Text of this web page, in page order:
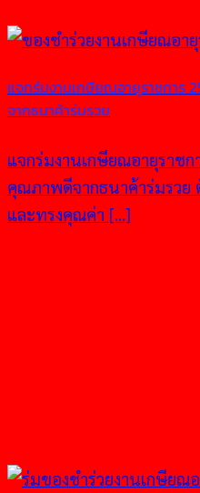
แจกร่มงานเกษียณอายุราชการ
จากธนาค้าร่มรวย
แจกร่มงานเกษียณอายุราชก
คุณภาพดีจากธนาค้าร่มรวย
และทรงคุณค่า [...]